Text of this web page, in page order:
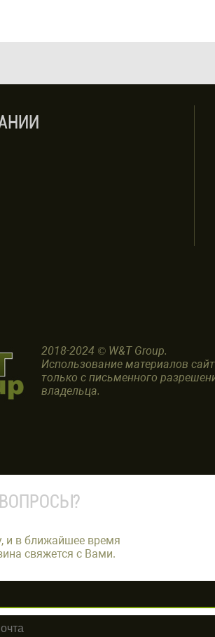
2018-2024 © W&T Group.
Использование материалов
только с письменного
владельца.
и в ближайшее время
свяжется с Вами.